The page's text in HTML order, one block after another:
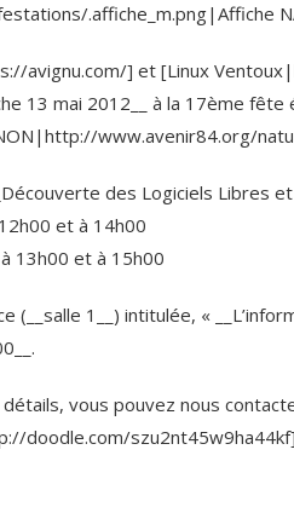
.affiche_m.png|Affiche
avignu.com/] et [Linux
13 mai 2012__ à la 17ème fête
www.avenir84.org/
des Logiciels Libres
et à 14h00
13h00 et à 15h00
(__salle 1__) intitulée, «
vous pouvez nous
doodle.com/